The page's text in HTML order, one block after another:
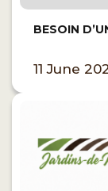
BESOIN
11 June